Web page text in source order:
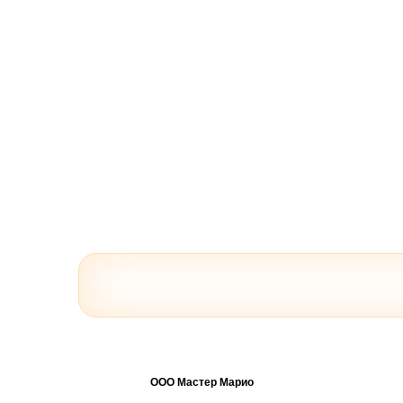
ООО Мастер Марио